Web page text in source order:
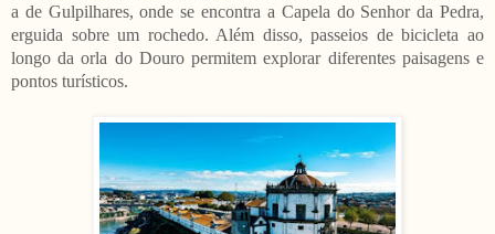
a de Gulpilhares, onde se encontra a Capela do Senhor da Pedra,
erguida sobre um rochedo. Além disso, passeios de bicicleta ao
longo da orla do Douro permitem explorar diferentes paisagens e
pontos turísticos.